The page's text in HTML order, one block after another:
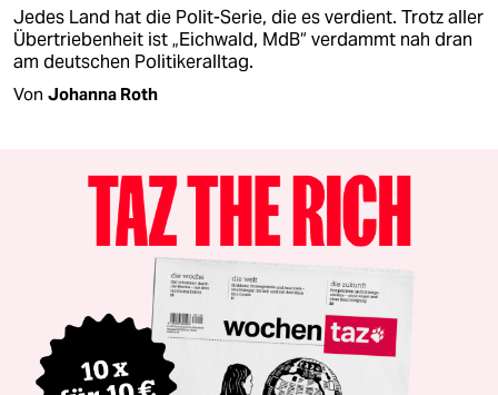
Jedes Land hat die Polit-Serie, die es verdient. Trotz aller
Übertriebenheit ist „Eichwald, MdB“ verdammt nah dran
am deutschen Politikeralltag.
Von Johanna Roth